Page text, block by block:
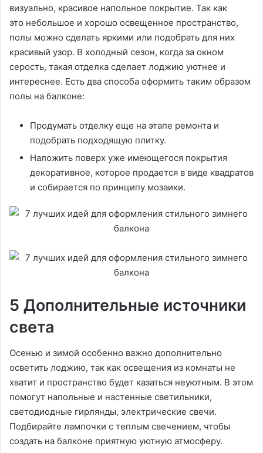
визуально, красивое напольное покрытие. Так как
это небольшое и хорошо освещенное пространство,
полы можно сделать яркими или подобрать для них
красивый узор. В холодный сезон, когда за окном
серость, такая отделка сделает лоджию уютнее и
интереснее. Есть два способа оформить таким образом
полы на балконе:
Продумать отделку еще на этапе ремонта и
подобрать подходящую плитку.
Наложить поверх уже имеющегося покрытия
декоративное, которое продается в виде квадратов
и собирается по принципу мозаики.
5 Дополнительные источники
света
Осенью и зимой особенно важно дополнительно
осветить лоджию, так как освещения из комнаты не
хватит и пространство будет казаться неуютным. В этом
помогут напольные и настенные светильники,
светодиодные гирлянды, электрические свечи.
Подбирайте лампочки с теплым свечением, чтобы
создать на балконе приятную уютную атмосферу.